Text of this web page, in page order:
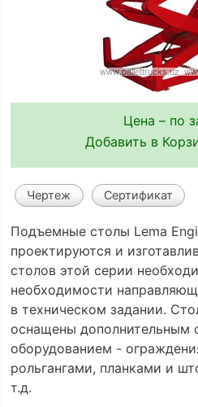
Цена – по
Добавить в
Чертеж Сертификат
Подъемные столы Lema
проектируются и
столов этой серии
необходимости
в техническом задании.
оснащены дополнительным
оборудованием -
рольгангами, планками и
т.д.